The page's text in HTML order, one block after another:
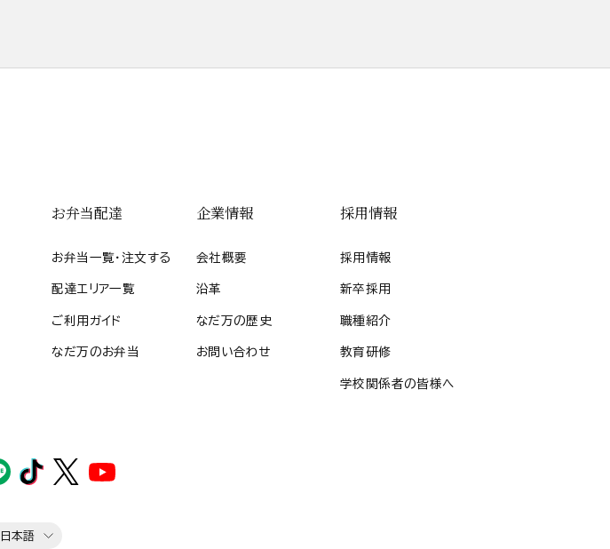
お弁当配達
お弁当一覧・注文する
配達エリア一覧
ご利用ガイド
なだ万のお弁当
企業情報
会社概要
沿革
なだ万の歴史
お問い合わせ
採用情報
採用情報
新卒採用
職種紹介
教育研修
学校関係者の皆様へ
日本語